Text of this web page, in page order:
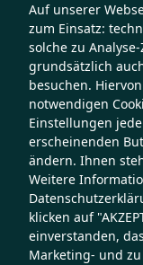
Auf unserer
zum Einsatz:
solche zu
grundsätzlich
besuchen.
notwendigen
Einstellungen
erscheinenden
ändern. Ihnen
Weitere
klicken auf
einverstanden,
Marketing- und zu